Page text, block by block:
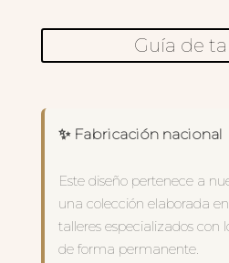
Guía de
✨ Fabricación nacional
Este diseño pertenece a
una colección elaborada
talleres especializados con
de forma permanente.